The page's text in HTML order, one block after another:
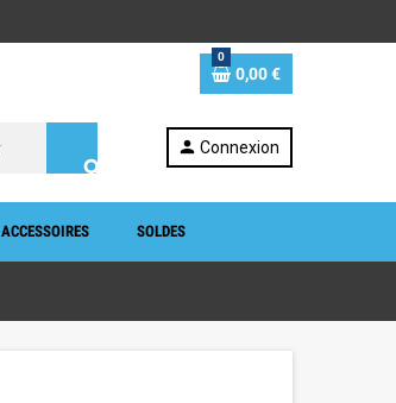
0
0,00 €
search
person Connexion
ACCESSOIRES SOLDES